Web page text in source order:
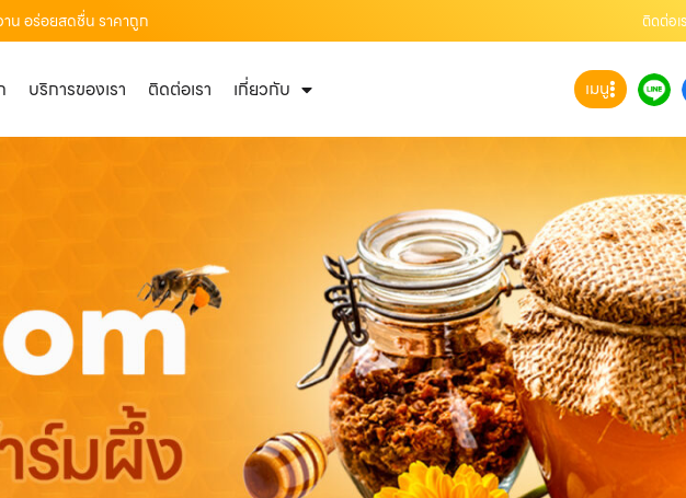
น อร่อยสดชื่น ราคาถูก ติดต่อเ
บริการของเรา ติดต่อเรา เกี่ยวกับ เมนู